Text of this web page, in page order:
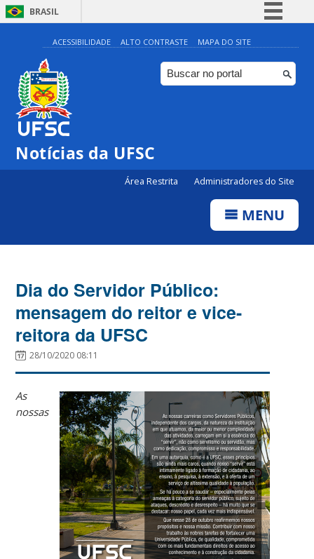
BRASIL
Simplifique!
Comunica BR
Participe
ACESSIBILIDADE ALTO CONTRASTE MAPA DO SITE
Notícias da UFSC
Área Restrita Administradores do Site
MENU
Dia do Servidor Público:
mensagem do reitor e vice-
reitora da UFSC
28/10/2020 08:11
As
nossas